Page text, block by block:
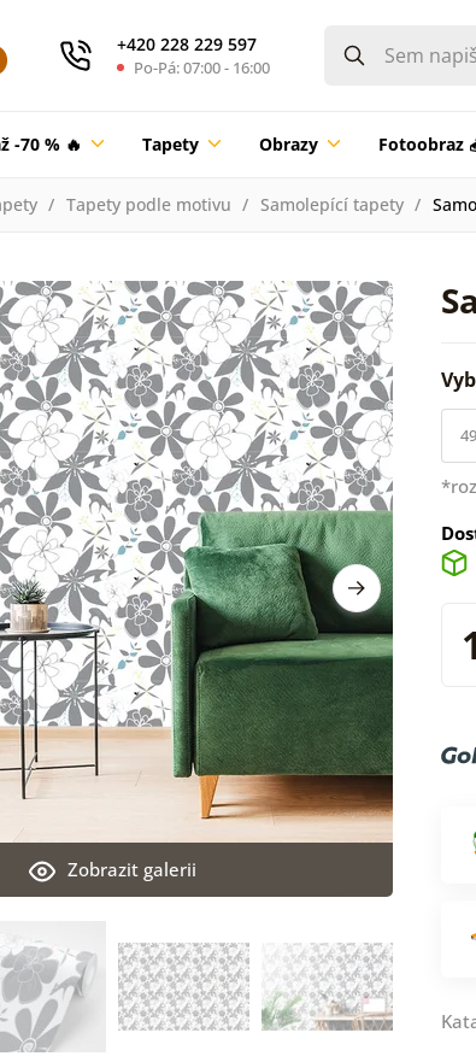
+420 228 229 597
Po-Pá: 07:00 - 16:00
-70 % 🔥 Tapety Obrazy Fotoobraz
Tapety podle motivu Samolepící tapety
Zobrazit galerii